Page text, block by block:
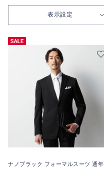
表示設定
ナノブラック フォーマルスーツ 通年